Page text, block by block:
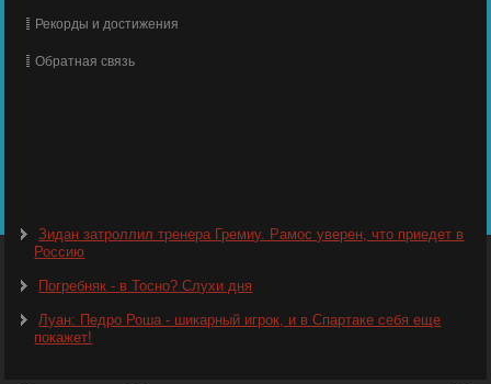
Рекорды и достижения
Обратная связь
Зидан затроллил тренера Гремиу. Рамос уверен, что приедет в
Россию
Погребняк - в Тосно? Слухи дня
Луан: Педро Роша - шикарный игрок, и в Спартаке себя еще
покажет!